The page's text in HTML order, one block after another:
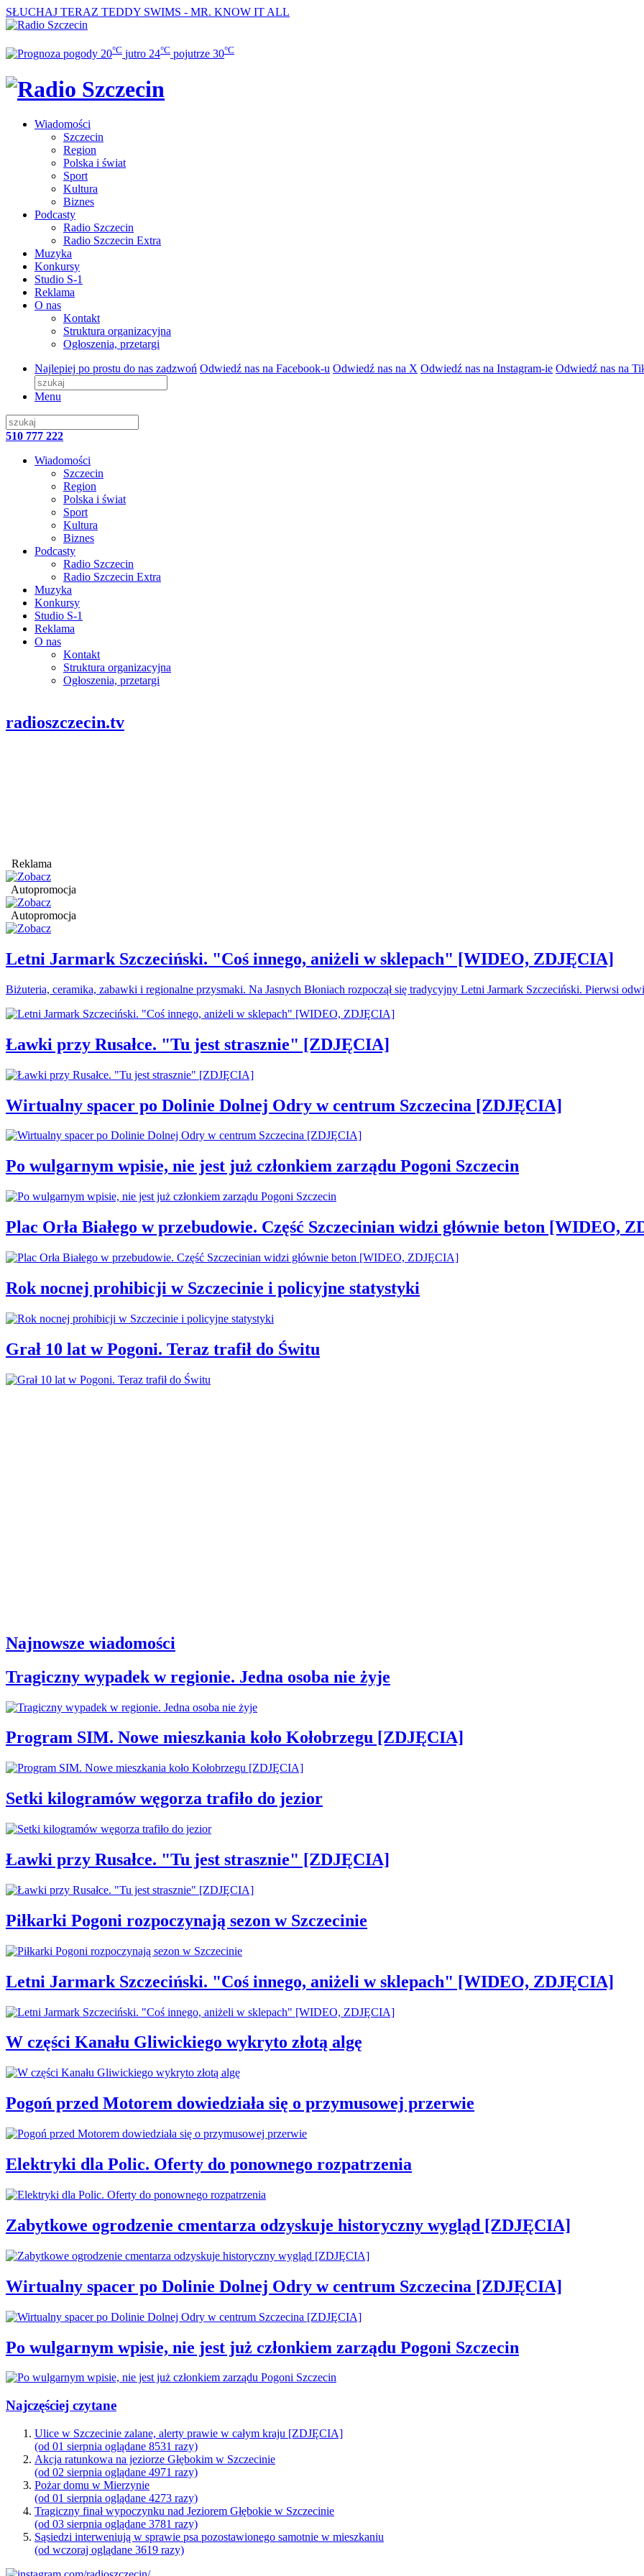
SŁUCHAJ TERAZ TEDDY SWIMS - MR. KNOW IT ALL
20°C jutro 24°C pojutrze 30°C
Wiadomości
Szczecin
Region
Polska i świat
Sport
Kultura
Biznes
Podcasty
Radio Szczecin
Radio Szczecin Extra
Muzyka
Konkursy
Studio S-1
Reklama
O nas
Kontakt
Struktura organizacyjna
Ogłoszenia, przetargi
Najlepiej po prostu do nas zadzwoń Odwiedź nas na Facebook-u Odwiedź nas na X Odwiedź nas na Instagram-ie Odwiedź nas na
Menu
510 777 222
Wiadomości
Szczecin
Region
Polska i świat
Sport
Kultura
Biznes
Podcasty
Radio Szczecin
Radio Szczecin Extra
Muzyka
Konkursy
Studio S-1
Reklama
O nas
Kontakt
Struktura organizacyjna
Ogłoszenia, przetargi
radioszczecin.tv
Reklama
Autopromocja
Autopromocja
Letni Jarmark Szczeciński. "Coś innego, aniżeli w sklepach" [WIDEO, ZDJĘCIA]
Biżuteria, ceramika, zabawki i regionalne przysmaki. Na Jasnych Błoniach rozpoczął się tradycyjny Letni Jarmark Szczeciński. Pierwsi
Ławki przy Rusałce. "Tu jest strasznie" [ZDJĘCIA]
Wirtualny spacer po Dolinie Dolnej Odry w centrum Szczecina [ZDJĘCIA]
Po wulgarnym wpisie, nie jest już członkiem zarządu Pogoni Szczecin
Plac Orła Białego w przebudowie. Część Szczecinian widzi głównie beton [WIDEO,
Rok nocnej prohibicji w Szczecinie i policyjne statystyki
Grał 10 lat w Pogoni. Teraz trafił do Świtu
Najnowsze wiadomości
Tragiczny wypadek w regionie. Jedna osoba nie żyje
Program SIM. Nowe mieszkania koło Kołobrzegu [ZDJĘCIA]
Setki kilogramów węgorza trafiło do jezior
Ławki przy Rusałce. "Tu jest strasznie" [ZDJĘCIA]
Piłkarki Pogoni rozpoczynają sezon w Szczecinie
Letni Jarmark Szczeciński. "Coś innego, aniżeli w sklepach" [WIDEO, ZDJĘCIA]
W części Kanału Gliwickiego wykryto złotą algę
Pogoń przed Motorem dowiedziała się o przymusowej przerwie
Elektryki dla Polic. Oferty do ponownego rozpatrzenia
Zabytkowe ogrodzenie cmentarza odzyskuje historyczny wygląd [ZDJĘCIA]
Wirtualny spacer po Dolinie Dolnej Odry w centrum Szczecina [ZDJĘCIA]
Po wulgarnym wpisie, nie jest już członkiem zarządu Pogoni Szczecin
Najczęściej czytane
Ulice w Szczecinie zalane, alerty prawie w całym kraju [ZDJĘCIA]
(od 01 sierpnia oglądane 8531 razy)
Akcja ratunkowa na jeziorze Głębokim w Szczecinie
(od 02 sierpnia oglądane 4971 razy)
Pożar domu w Mierzynie
(od 01 sierpnia oglądane 4273 razy)
Tragiczny finał wypoczynku nad Jeziorem Głębokie w Szczecinie
(od 03 sierpnia oglądane 3781 razy)
Sąsiedzi interweniują w sprawie psa pozostawionego samotnie w mieszkaniu
(od wczoraj oglądane 3619 razy)